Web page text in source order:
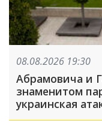
08.08.2026 19:30
Абрамовича и
знаменитом
украинская
неделю